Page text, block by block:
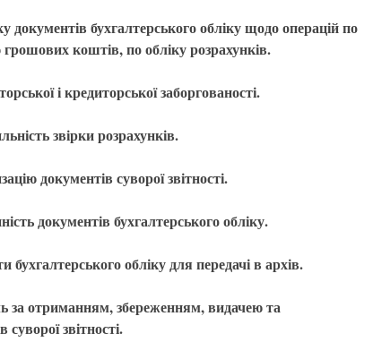
документів бухгалтерського обліку щодо операцій по
коштів, по обліку розрахунків.
і кредиторської заборгованості.
звірки розрахунків.
документів суворої звітності.
документів бухгалтерського обліку.
обліку для передачі в архів.
за отриманням, збереженням, видачею та
звітності.